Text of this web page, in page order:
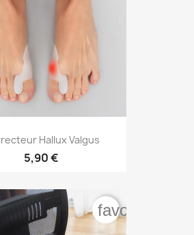
Hallux Valgus
5,90 €